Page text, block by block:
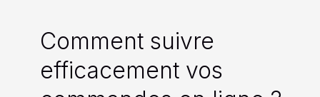
Comment suivre
efficacement vos